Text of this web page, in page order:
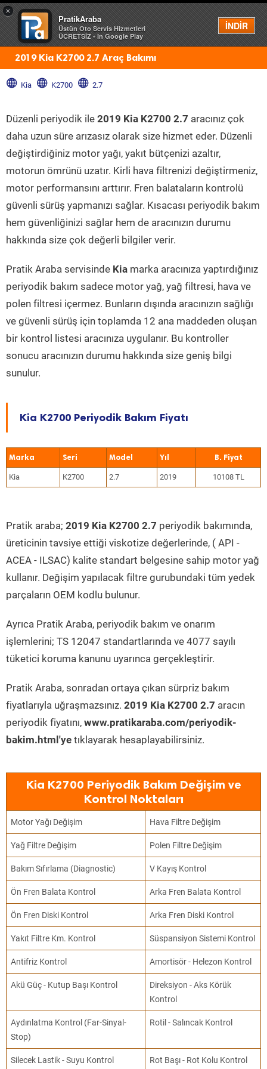
×
PratikAraba
Üstün Oto Servis Hizmetleri
ÜCRETSİZ - In Google Play
İNDİR
Menü
2019 Kia K2700 2.7 Araç Bakımı
Kia K2700 2.7
Düzenli periyodik ile 2019 Kia K2700 2.7 aracınız çok
daha uzun süre arızasız olarak size hizmet eder. Düzenli
değiştirdiğiniz motor yağı, yakıt bütçenizi azaltır,
motorun ömrünü uzatır. Kirli hava filtrenizi değiştirmeniz,
motor performansını arttırır. Fren balataların kontrolü
güvenli sürüş yapmanızı sağlar. Kısacası periyodik bakım
hem güvenliğinizi sağlar hem de aracınızın durumu
hakkında size çok değerli bilgiler verir.
Pratik Araba servisinde Kia marka aracınıza yaptırdığınız
periyodik bakım sadece motor yağ, yağ filtresi, hava ve
polen filtresi içermez. Bunların dışında aracınızın sağlığı
ve güvenli sürüş için toplamda 12 ana maddeden oluşan
bir kontrol listesi aracınıza uygulanır. Bu kontroller
sonucu aracınızın durumu hakkında size geniş bilgi
sunulur.
Kia K2700 Periyodik Bakım Fiyatı
Marka Seri Model Yıl
Kia K2700 2.7 2019 10108 TL
Pratik araba; 2019 Kia K2700 2.7 periyodik bakımında,
üreticinin tavsiye ettiği viskotize değerlerinde, ( API -
ACEA - ILSAC) kalite standart belgesine sahip motor yağ
kullanır. Değişim yapılacak filtre gurubundaki tüm yedek
parçaların OEM kodlu bulunur.
Ayrıca Pratik Araba, periyodik bakım ve onarım
işlemlerini; TS 12047 standartlarında ve 4077 sayılı
tüketici koruma kanunu uyarınca gerçekleştirir.
Pratik Araba, sonradan ortaya çıkan sürpriz bakım
fiyatlarıyla uğraşmazsınız. 2019 Kia K2700 2.7 aracın
periyodik fiyatını, www.pratikaraba.com/periyodik-
bakim.html'ye tıklayarak hesaplayabilirsiniz.
Kia K2700 Periyodik Bakım Değişim ve
Kontrol Noktaları
Motor Yağı Değişim Hava Filtre Değişim
Yağ Filtre Değişim Polen Filtre Değişim
Bakım Sıfırlama (Diagnostic) V Kayış Kontrol
Ön Fren Balata Kontrol Arka Fren Balata Kontrol
Ön Fren Diski Kontrol Arka Fren Diski Kontrol
Yakıt Filtre Km. Kontrol Süspansiyon Sistemi Kontrol
Antifriz Kontrol Amortisör - Helezon Kontrol
Akü Güç - Kutup Başı Kontrol
Direksiyon - Aks Körük
Kontrol
Aydınlatma Kontrol (Far-Sinyal-
Stop)
Rotil - Salıncak Kontrol
Silecek Lastik - Suyu Kontrol Rot Başı - Rot Kolu Kontrol